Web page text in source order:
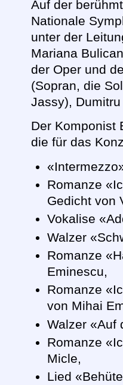
Auf der
Nationale
unter der
Mariana
der Oper und
(Sopran, die
Jassy),
Der Komponist
die für das
Romanze
Gedicht von
Vokalise
Walzer
Romanze
Eminescu,
Romanze
von Mihai
Walzer «Auf
Romanze
Micle,
Lied